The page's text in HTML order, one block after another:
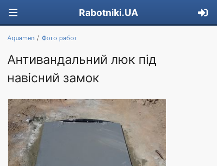
Rabotniki.UA
Aquamen Фото работ
Антивандальний люк під
навісний замок